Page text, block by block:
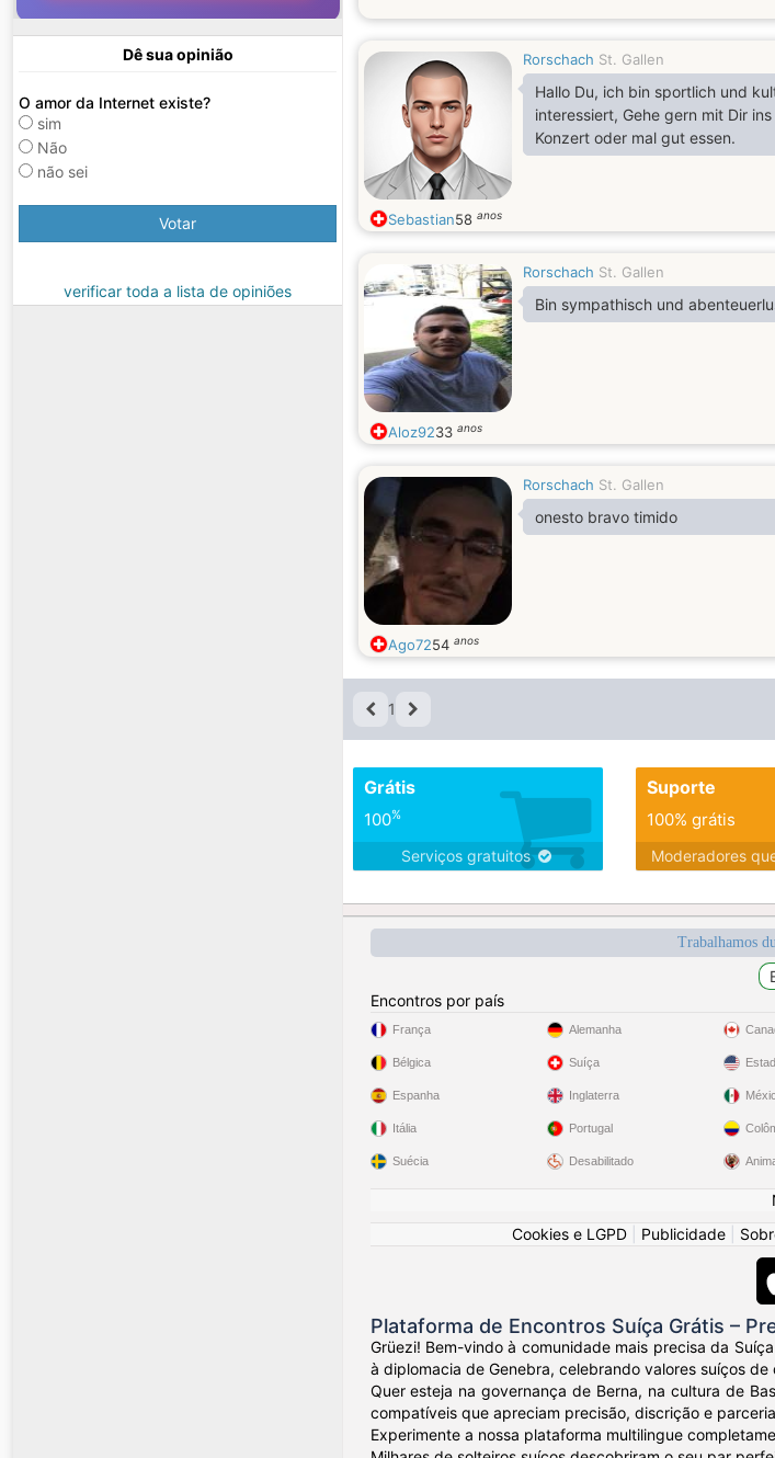
Dê sua opinião
O amor da Internet existe?
sim
Não
não sei
Votar
verificar toda a lista de opiniões
Rorschach St. Gallen
Hallo Du, ich bin sportlich und
interessiert, Gehe gern mit Dir ins
Konzert oder mal gut essen.
Sebastian58 anos
Rorschach St. Gallen
Bin sympathisch und
Aloz9233 anos
Rorschach St. Gallen
onesto bravo timido
Ago7254 anos
1
Grátis
100%
Serviços gratuitos
Suporte
100% grátis
Moderadores
Trabalhamos
Encontros por país
França
Bélgica
Espanha
Itália
Suécia
Alemanha
Suíça
Inglaterra
Portugal
Desabilitado
Cookies e LGPD
Publicidade
Plataforma de Encontros Suíça Grátis –
Grüezi! Bem-vindo à comunidade mais precisa da
à diplomacia de Genebra, celebrando valores suíços
Quer esteja na governança de Berna, na cultura de
compatíveis que apreciam precisão, discrição e
Experimente a nossa plataforma multilingue